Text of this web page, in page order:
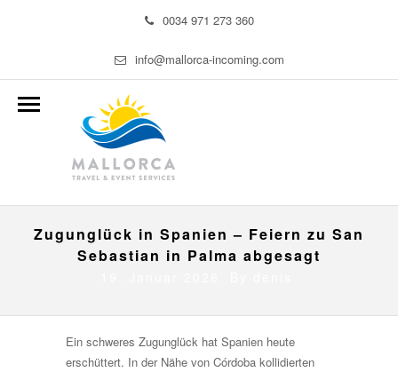
0034 971 273 360
info@mallorca-incoming.com
Zugunglück in Spanien – Feiern zu San
Sebastian in Palma abgesagt
Ein schweres Zugunglück hat Spanien heute
erschüttert. In der Nähe von Córdoba kollidierten